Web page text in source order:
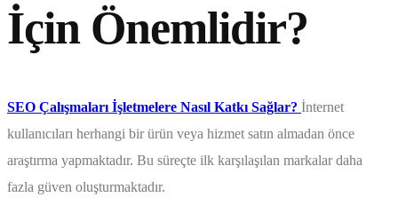
İçin Önemlidir?
SEO Çalışmaları İşletmelere Nasıl Katkı Sağlar? İnternet
kullanıcıları herhangi bir ürün veya hizmet satın almadan önce
araştırma yapmaktadır. Bu süreçte ilk karşılaşılan markalar daha
fazla güven oluşturmaktadır.